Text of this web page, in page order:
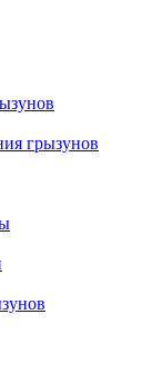
грызунов